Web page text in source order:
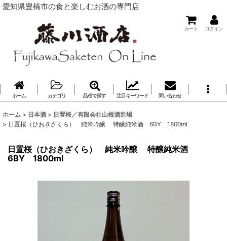
愛知県豊橋市の食と楽しむお酒の専門店
カート ログイン
ホーム カテゴリ 品種で探す 注目キーワード 問い合わせ
ホーム > 日本酒 > 日置桜／有限会社山根酒造場
> 日置桜（ひおきざくら） 純米吟醸 特醸純米酒 6BY 1800ml
日置桜（ひおきざくら） 純米吟醸 特醸純米酒
6BY 1800ml